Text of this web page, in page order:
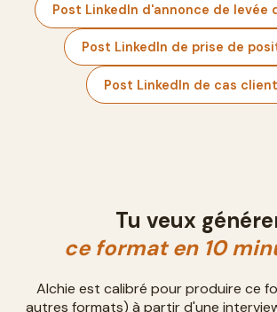
Post LinkedIn d'annonce de levée
Post LinkedIn de prise de
Post LinkedIn de cas client
Tu veux
ce format en 10
Alchie est calibré pour produire ce
autres formats) à partir d'une